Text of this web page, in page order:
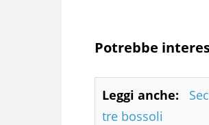
Potrebbe
Leggi anche:
tre bossoli